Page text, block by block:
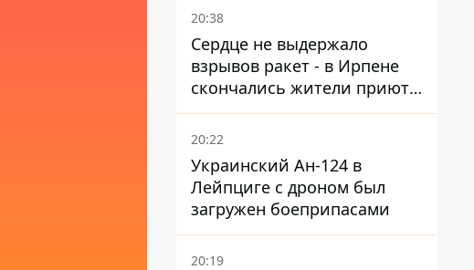
20:38
Сердце не выдержало
взрывов ракет - в Ирпене
скончались жители приюта
для собак с инвалидностью
20:22
Украинский Ан-124 в
Лейпциге с дроном был
загружен боеприпасами
20:19